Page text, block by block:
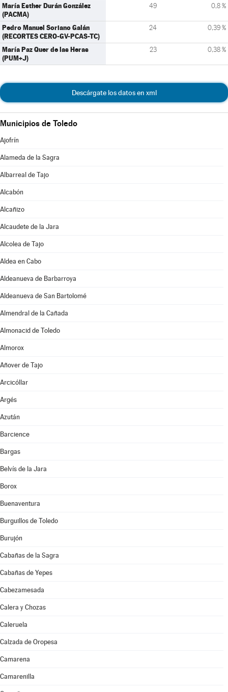
María Esther Durán González
(PACMA)
49 0,8 %
Pedro Manuel Soriano Galán
(RECORTES CERO-GV-PCAS-TC)
24 0,39 %
María Paz Quer de las Heras
(PUM+J)
23 0,38 %
Descárgate los datos en xml
Municipios de Toledo
Ajofrín
Alameda de la Sagra
Albarreal de Tajo
Alcabón
Alcañizo
Alcaudete de la Jara
Alcolea de Tajo
Aldea en Cabo
Aldeanueva de Barbarroya
Aldeanueva de San Bartolomé
Almendral de la Cañada
Almonacid de Toledo
Almorox
Añover de Tajo
Arcicóllar
Argés
Azután
Barcience
Bargas
Belvís de la Jara
Borox
Buenaventura
Burguillos de Toledo
Burujón
Cabañas de la Sagra
Cabañas de Yepes
Cabezamesada
Calera y Chozas
Caleruela
Calzada de Oropesa
Camarena
Camarenilla